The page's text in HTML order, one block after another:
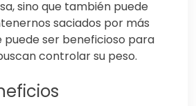
sino que también puede
saciados por más
puede ser beneficioso para
controlar su peso.